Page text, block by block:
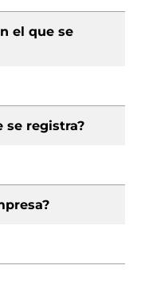
el que se
se registra?